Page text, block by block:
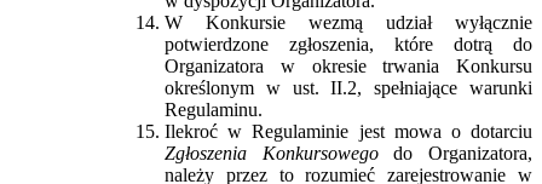
W Konkursie wezmą udział wyłącznie
potwierdzone zgłoszenia, które dotrą do
Organizatora w okresie trwania Konkursu
określonym w ust. II.2, spełniające warunki
Regulaminu.
Ilekroć w Regulaminie jest mowa o dotarciu
Zgłoszenia Konkursowegodo Organizatora,
należy przez to rozumieć zarejestrowanie w